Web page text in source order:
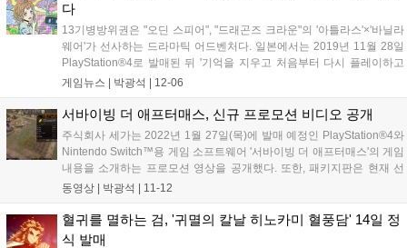
다
13기병방위권은 "오딘 스피어", "드래곤즈 크라운"의 '아틀라스'×'바닐라
웨어'가 선사하는 드라마틱 어드벤처다. 일본에서는 2019년 11월 28일
PlayStation®4로 발매된 뒤 '기억을 지우고 처음부터 다시 플레이하고
싶다'고 생각할 만큼 예측 불가능하고 치밀한 스토리에 대한 평가, 평판
게임뉴스 | 박광석 | 12-06
서바이빙 더 애프터매스, 신규 프로모션 비디오 공개
주식회사 세가는 2022년 1월 27일(목)에 발매 예정인 PlayStation®4와
Nintendo Switch™용 게임 소프트웨어 '서바이빙 더 애프터매스'의 게임
내용을 소개하는 프로모션 영상을 공개했다. 또한, 패키지판은 현재 선
주문 접수중이다. ■ 서바이빙 더 애프터매스란 서바이빙 더 애프터매스
동영상 | 박광석 | 11-12
혈귀를 멸하는 검, '귀멸의 칼날 히노카미 혈풍담' 14일 정
식 발매